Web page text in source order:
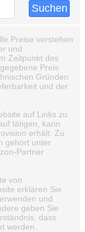
Preise verstehen
und
Zeitpunkt des
Preis
Gründen
und der
auf Links zu
tätigen, kann
erhält. Zu
gehört unter
Partner
von
erklären Sie
und
geben Sie
dass
werden.